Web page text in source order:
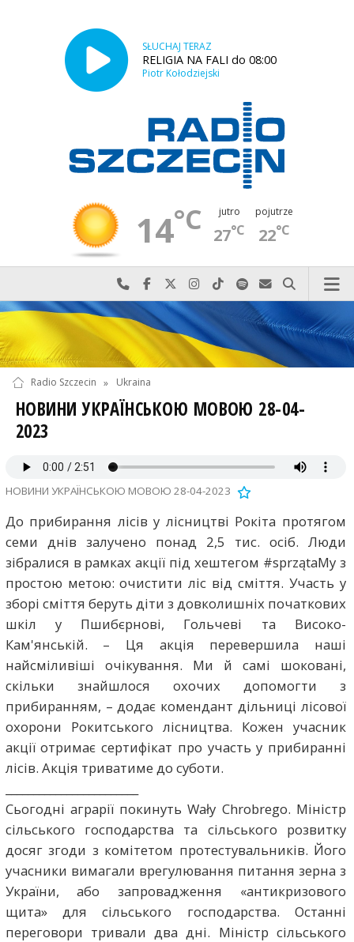
SŁUCHAJ TERAZ
RELIGIA NA FALI do 08:00
Piotr Kołodziejski
14°C jutro
27°C
pojutrze
22°C
Najlepiej po prostu do nas zadzwoń
Odwiedź nas na Facebook-u
Odwiedź nas na X
Odwiedź nas na Instagram-ie
Odwiedź nas na TikTok-u
Szukaj nas na Spotify
Wyślij do nas
Szukaj
Radio Szczecin » Ukraina
НОВИНИ УКРАЇНСЬКОЮ МОВОЮ 28-04-
2023
НОВИНИ УКРАЇНСЬКОЮ МОВОЮ 28-04-2023
До прибирання лісів у лісництві Рокіта протягом
семи днів залучено понад 2,5 тис. осіб. Люди
зібралися в рамках акції під хештегом #sprzątaMy з
простою метою: очистити ліс від сміття. Участь у
зборі сміття беруть діти з довколишніх початкових
шкіл у Пшибєрнові, Гольчеві та Високо-
Кам'янській. – Ця акція перевершила наші
найсміливіші очікування. Ми й самі шоковані,
скільки знайшлося охочих допомогти з
прибиранням, – додає комендант дільниці лісової
охорони Рокитського лісництва. Кожен учасник
акції отримає сертифікат про участь у прибиранні
лісів. Акція триватиме до суботи.
Сьогодні аграрії покинуть Wały Chrobrego. Міністр
сільського господарства та сільського розвитку
досяг згоди з комітетом протестувальників. Його
учасники вимагали врегулювання питання зерна з
України, або запровадження «антикризового
щита» для сільського господарства. Останні
переговори тривали два дні. Міністр сільського